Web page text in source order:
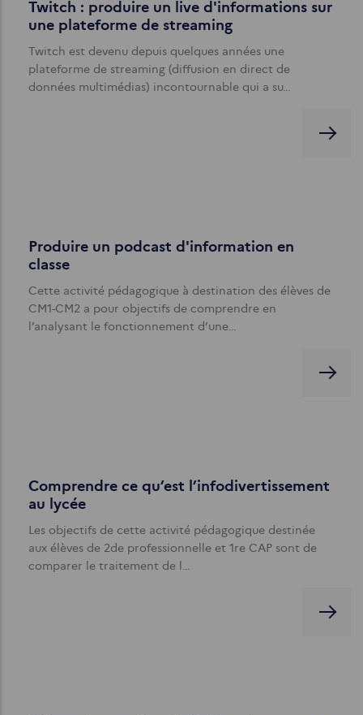
Twitch : produire un live d'informations sur
une plateforme de streaming
Twitch est devenu depuis quelques années une
plateforme de streaming (diffusion en direct de
données multimédias) incontournable qui a su…
Produire un podcast d'information en
classe
Cette activité pédagogique à destination des élèves de
CM1-CM2 a pour objectifs de comprendre en
l’analysant le fonctionnement d’une…
Comprendre ce qu’est l’infodivertissement
au lycée
Les objectifs de cette activité pédagogique destinée
aux élèves de 2de professionnelle et 1re CAP sont de
comparer le traitement de l…